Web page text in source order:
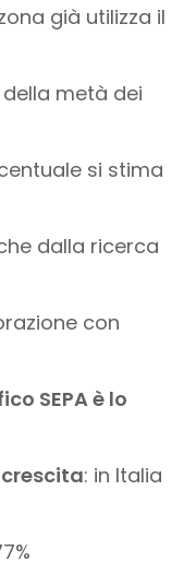
già utilizza il
metà dei
si stima
dalla ricerca
con
SEPA è lo
: in Italia